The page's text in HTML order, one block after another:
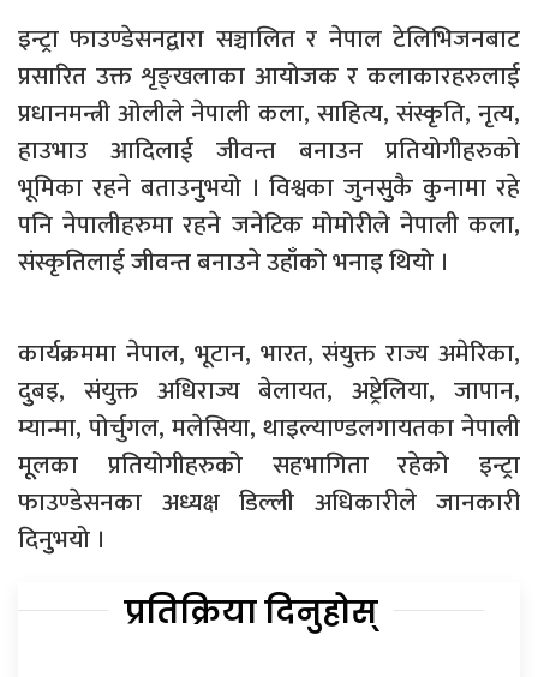
इन्ट्रा फाउण्डेसनद्वारा सञ्चालित र नेपाल टेलिभिजनबाट
प्रसारित उक्त शृङ्खलाका आयोजक र कलाकारहरुलाई
प्रधानमन्त्री ओलीले नेपाली कला, साहित्य, संस्कृति, नृत्य,
हाउभाउ आदिलाई जीवन्त बनाउन प्रतियोगीहरुको
भूमिका रहने बताउनुुभयो । विश्वका जुनसुुकै कुनामा रहे
पनि नेपालीहरुमा रहने जनेटिक मोमोरीले नेपाली कला,
संस्कृतिलाई जीवन्त बनाउने उहाँको भनाइ थियो ।
कार्यक्रममा नेपाल, भूटान, भारत, संयुक्त राज्य अमेरिका,
दुुबइ, संयुक्त अधिराज्य बेलायत, अष्ट्रेलिया, जापान,
म्यान्मा, पोर्चुगल, मलेसिया, थाइल्याण्डलगायतका नेपाली
मूूलका प्रतियोगीहरुको सहभागिता रहेको इन्ट्रा
फाउण्डेसनका अध्यक्ष डिल्ली अधिकारीले जानकारी
दिनुुभयो ।
प्रतिक्रिया दिनुहोस्